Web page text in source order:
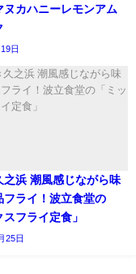
ヌカハニーレモンアム
日
之浜 潮風感じながら味
フライ！波立食堂の
スフライ定食」
25日